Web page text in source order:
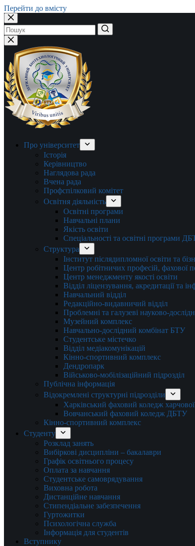
Перейти до вмісту
Немає
результатів
Про університет
Історія
Керівництво
Наглядова рада
Вчена рада
Профспілковий комітет
Освітня діяльність
Освітні програми
Навчальні плани
Якість освіти
Спеціальності та освітні програми
Структура
Інститут післядипломної освіти та
Центр робітничих професій, фахової
Центр менеджменту якості освіти
Відділ ліцензування, акредитації та
Навчальний відділ
Редакційно-видавничий відділ
Проблемні та галузеві науково-
Музейний комплекс
Навчально-дослідний комбінат БТУ
Студентське містечко
Відділ медіакомунікацій
Кінно-спортивний комплекс
Дендропарк
Військово-мобілізаційний підрозділ
Публічна інформація
Відокремлені структурні підрозділи
Харківський фаховий коледж
Вовчанський фаховий коледж ДБТУ
Кінно-спортивний комплекс
Студенту
Розклад занять
Вибіркові дисципліни – бакалаври
Графік освітнього процесу
Оплата за навчання
Студентське самоврядування
Виховна робота
Дистанційне навчання
Стипендіальне забезпечення
Гуртожитки
Психологічна служба
Інформація для студентів
Вступнику